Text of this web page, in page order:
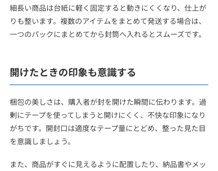
細長い商品は台紙に軽く固定すると動きにくくなり、仕上が
りも整います。複数のアイテムをまとめて発送する場合は、
一つのパックにまとめてから封筒へ入れるとスムーズです。
開けたときの印象も意識する
梱包の美しさは、購入者が封を開けた瞬間に伝わります。過
剰にテープを使ってしまうと開けにくく、不快な印象になり
がちです。開封口は適度なテープ量にとどめ、整った見た目
を意識しましょう。
また、商品がすぐに見えるように配置したり、納品書やメッ